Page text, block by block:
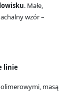
. Małe,
wzór –
linie
masą